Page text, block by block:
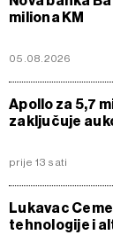
miliona KM
05.08.2026
Apollo za 5,7
zaključuje
prije 13 sati
Lukavac
tehnologije i